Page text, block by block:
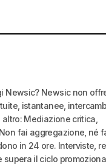
Newsic? Newsic non
istantanee,
Mediazione critica,
fai aggregazione, né
in 24 ore. Interviste,
supera il ciclo